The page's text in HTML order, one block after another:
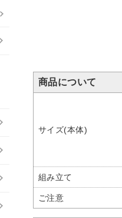
商品について
サイズ(本体)
組み立て
ご注意